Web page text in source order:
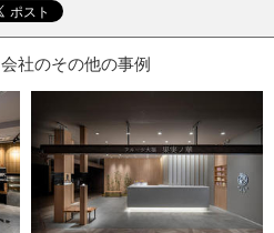
社のその他の事例